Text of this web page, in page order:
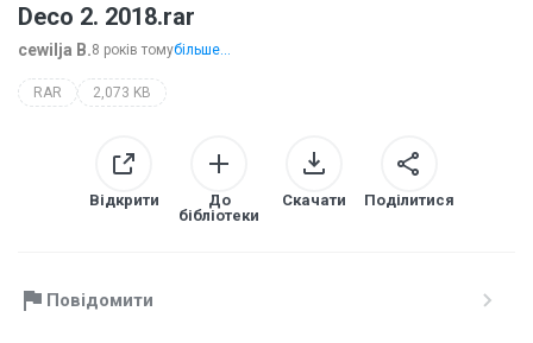
Deco 2. 2018.rar
cewilja B.8 років томубільше...
RAR 2,073 KB
Відкрити
До
бібліотеки
Скачати Поділитися
Повідомити